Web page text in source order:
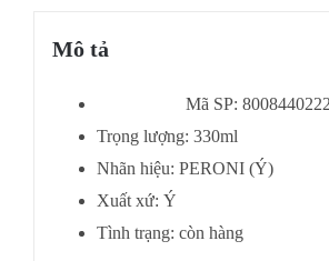
Mô tả
Mã SP:
Trọng lượng: 330ml
Nhãn hiệu: PERONI (Ý)
Xuất xứ: Ý
Tình trạng: còn hàng